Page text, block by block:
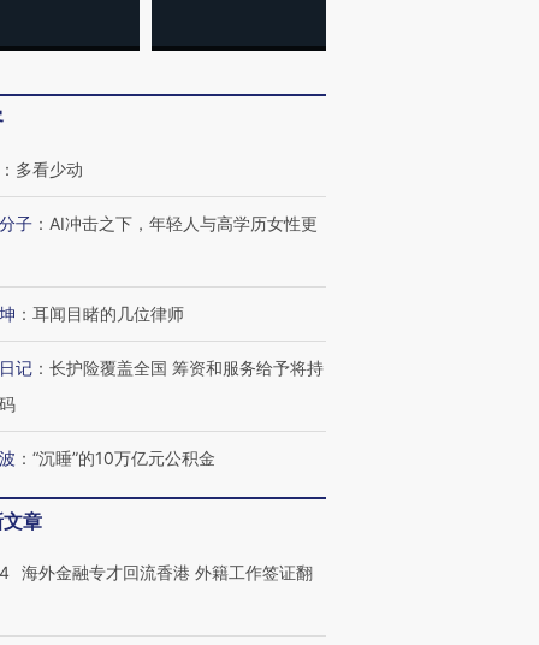
： 多看少动
子 ： AI冲击之下，年轻人与高学历女性更
： 耳闻目睹的几位律师
记 ： 长护险覆盖全国 筹资和服务给予将持
： “沉睡”的10万亿元公积金
章
海外金融专才回流香港 外籍工作签证翻